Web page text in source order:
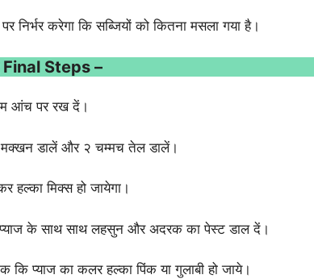
निर्भर करेगा कि सब्जियों को कितना मसला गया है।
Final Steps –
आंच पर रख दें।
डालें और २ चम्मच तेल डालें।
हल्का मिक्स हो जायेगा।
के साथ साथ लहसुन और अदरक का पेस्ट डाल दें।
प्याज का कलर हल्का पिंक या गुलाबी हो जाये।